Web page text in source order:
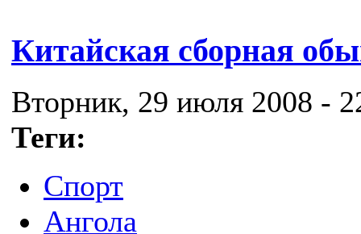
Китайская сборная
Вторник, 29 июля 2008 -
Теги:
Спорт
Ангола